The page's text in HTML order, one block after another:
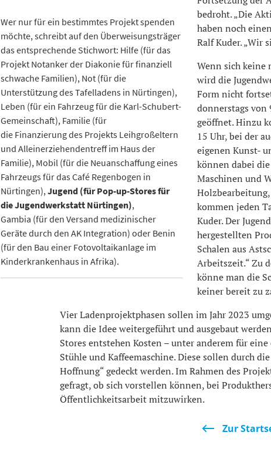
Wer nur für ein bestimmtes Projekt spenden
möchte, schreibt auf den Überweisungsträger
das entsprechende Stichwort: Hilfe (für das
Projekt Notanker der Diakonie für finanziell
schwache Familien), Not (für die
Unterstützung des Tafelladens in Nürtingen),
Leben (für ein Fahrzeug für die Karl-Schubert-
Gemeinschaft), Familie (für
die Finanzierung des Projekts Leihgroßeltern
und Alleinerziehendentreff im Haus der
Familie), Mobil (für die Neuanschaffung eines
Fahrzeugs für das Café Regenbogen in
Nürtingen), Jugend (für Pop-up-Stores für
die Jugendwerkstatt Nürtingen),
Gambia (für den Versand medizinischer
Geräte durch den AK Integration) oder Benin
(für den Bau einer Fotovoltaikanlage im
Kinderkrankenhaus in Afrika).
bedroht. „Die
haben noch
Ralf Kuder. „Wir
Wenn sich keine
wird die
Form nicht
donnerstags
geöffnet. Hinzu
15 Uhr, bei der
eigenen Kunst-
können dabei
Maschinen und
kommen jeden
Kuder. Der
hergestellten
Schalen aus
Arbeitszeit.“ Zu
könne man die
keiner bereit zu
Vier Ladenprojektphasen sollen im Jahr 2023
kann die Idee weitergeführt und ausgebaut
Stores entstehen Kosten – unter anderem für eine
Stühle und Kaffeemaschine. Diese sollen durch
Hoffnung“ gedeckt werden. Im Rahmen des
gefragt, ob sich vorstellen können, bei
Öffentlichkeitsarbeit mitzuwirken.
Zur